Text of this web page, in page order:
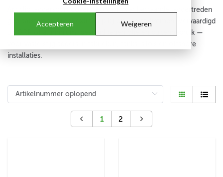
Accepteren Weigeren
Antislip laddersport covers worden over bestaande laddertreden
geplaatst voor direct extra grip bij op- en afklimmen. Vervaardigd
uit GRP of aluminium, bestand tegen olie en buitengebruik —
voor vaste stijgladders in fabrieken, tanks, silo's en offshore
installaties.
1 2